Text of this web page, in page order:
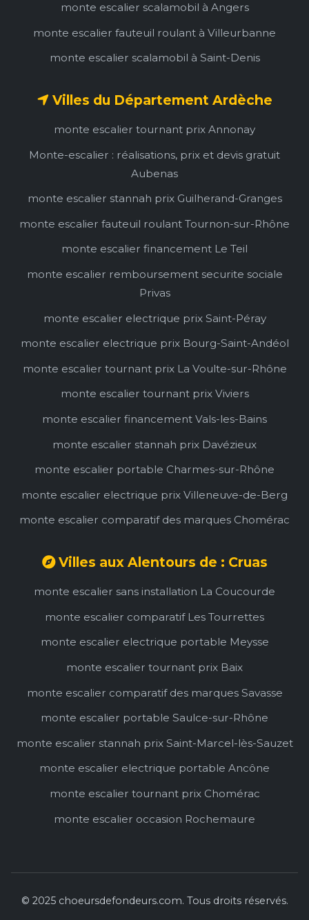
monte escalier scalamobil à Angers
monte escalier fauteuil roulant à Villeurbanne
monte escalier scalamobil à Saint-Denis
Villes du Département Ardèche
monte escalier tournant prix Annonay
Monte-escalier : réalisations, prix et devis gratuit
Aubenas
monte escalier stannah prix Guilherand-Granges
monte escalier fauteuil roulant Tournon-sur-Rhône
monte escalier financement Le Teil
monte escalier remboursement securite sociale
Privas
monte escalier electrique prix Saint-Péray
monte escalier electrique prix Bourg-Saint-Andéol
monte escalier tournant prix La Voulte-sur-Rhône
monte escalier tournant prix Viviers
monte escalier financement Vals-les-Bains
monte escalier stannah prix Davézieux
monte escalier portable Charmes-sur-Rhône
monte escalier electrique prix Villeneuve-de-Berg
monte escalier comparatif des marques Chomérac
Villes aux Alentours de : Cruas
monte escalier sans installation La Coucourde
monte escalier comparatif Les Tourrettes
monte escalier electrique portable Meysse
monte escalier tournant prix Baix
monte escalier comparatif des marques Savasse
monte escalier portable Saulce-sur-Rhône
monte escalier stannah prix Saint-Marcel-lès-Sauzet
monte escalier electrique portable Ancône
monte escalier tournant prix Chomérac
monte escalier occasion Rochemaure
© 2025 choeursdefondeurs.com. Tous droits réservés.